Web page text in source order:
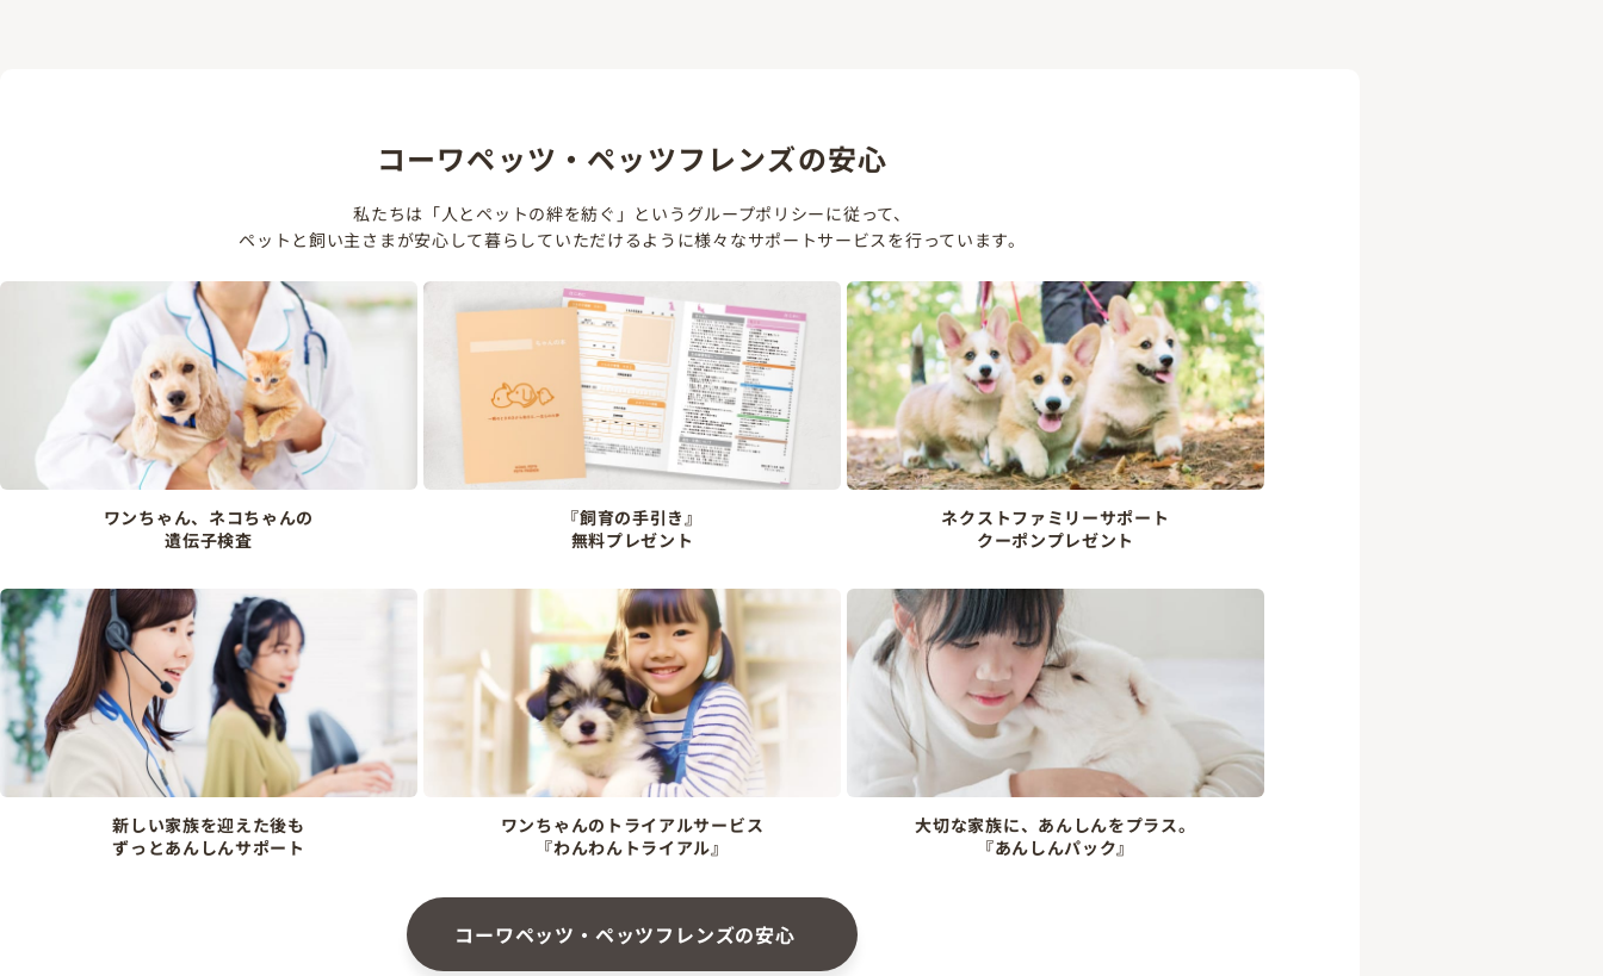
コーワペッツ・ペッツフレンズの安心
私たちは「人とペットの絆を紡ぐ」というグループポリシーに従って、
ペットと飼い主さまが安心して暮らしていただけるように様々なサポートサービスを行っています。
ワンちゃん、ネコちゃんの
遺伝子検査
『飼育の手引き』
無料プレゼント
ネクストファミリーサポート
クーポンプレゼント
新しい家族を迎えた後も
ずっとあんしんサポート
ワンちゃんのトライアルサービス
『わんわんトライアル』
大切な家族に、あんしんをプラス。
『あんしんパック』
コーワペッツ・ペッツフレンズの安心